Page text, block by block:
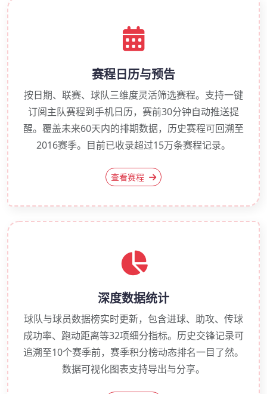
赛程日历与预告
按日期、联赛、球队三维度灵活筛选赛程。支持一键
订阅主队赛程到手机日历，赛前30分钟自动推送提
醒。覆盖未来60天内的排期数据，历史赛程可回溯至
2016赛季。目前已收录超过15万条赛程记录。
查看赛程
深度数据统计
球队与球员数据榜实时更新，包含进球、助攻、传球
成功率、跑动距离等32项细分指标。历史交锋记录可
追溯至10个赛季前，赛季积分榜动态排名一目了然。
数据可视化图表支持导出与分享。